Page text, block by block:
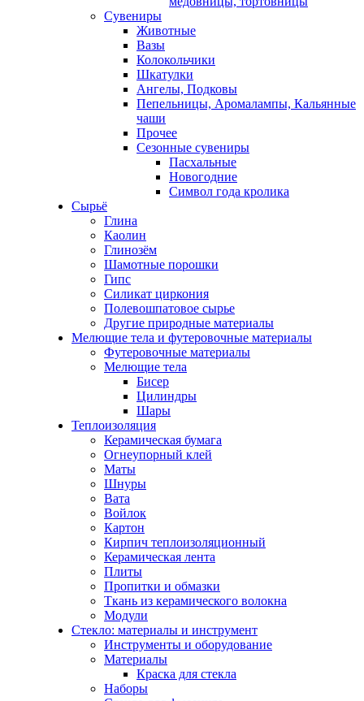
Сувениры
Животные
Вазы
Колокольчики
Шкатулки
Ангелы, Подковы
Пепельницы, Аромалампы, Кальянные
чаши
Прочее
Сезонные сувениры
Пасхальные
Новогодние
Символ года кролика
Сырьё
Глина
Каолин
Глинозём
Шамотные порошки
Гипс
Силикат циркония
Полевошпатовое сырье
Другие природные материалы
Мелющие тела и футеровочные материалы
Футеровочные материалы
Мелющие тела
Бисер
Цилиндры
Шары
Теплоизоляция
Керамическая бумага
Огнеупорный клей
Маты
Шнуры
Вата
Войлок
Картон
Кирпич теплоизоляционный
Керамическая лента
Плиты
Пропитки и обмазки
Ткань из керамического волокна
Модули
Стекло: материалы и инструмент
Инструменты и оборудование
Материалы
Краска для стекла
Наборы